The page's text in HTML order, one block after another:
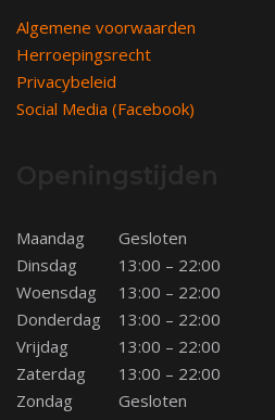
Algemene voorwaarden
Herroepingsrecht
Privacybeleid
Social Media (Facebook)
Maandag
Gesloten
Dinsdag
13:00 – 22:00
Woensdag
13:00 – 22:00
Donderdag
13:00 – 22:00
Vrijdag
13:00 – 22:00
Zaterdag
13:00 – 22:00
Zondag
Gesloten